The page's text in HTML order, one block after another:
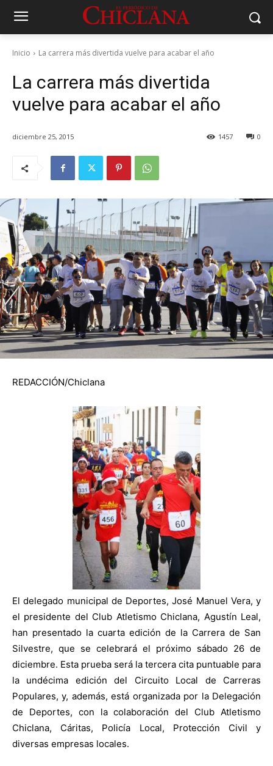
Inicio La carrera más divertida vuelve para acabar el año
La carrera más divertida
vuelve para acabar el año
diciembre 25, 2015 0
1457
REDACCIÓN/Chiclana
El delegado municipal de Deportes, José Manuel Vera, y
el presidente del Club Atletismo Chiclana, Agustín Leal,
han presentado la cuarta edición de la Carrera de San
Silvestre, que se celebrará el próximo sábado 26 de
diciembre. Esta prueba será la tercera cita puntuable para
la undécima edición del Circuito Local de Carreras
Populares, y, además, está organizada por la Delegación
de Deportes, con la colaboración del Club Atletismo
Chiclana, Cáritas, Policía Local, Protección Civil y
diversas empresas locales.